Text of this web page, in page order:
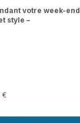
votre week-end
style –
€